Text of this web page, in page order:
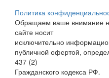
Политика
Обращаем ваше внимание
сайте носит
исключительно
публичной офертой,
437 (2)
Гражданского кодекса РФ.